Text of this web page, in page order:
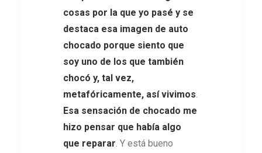
cosas por la que yo pasé y se
destaca esa imagen de auto
chocado porque siento que
soy uno de los que también
chocó y, tal vez,
metafóricamente, así vivimos.
Esa sensación de chocado me
hizo pensar que había algo
que reparar. Y está bueno